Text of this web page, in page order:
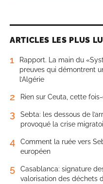
ARTICLES LES PLUS
1
Rapport. La main du
preuves qui démontrent
l’Algérie
2 Rien sur Ceuta, cette
3
Sebta: les dessous de
provoqué la crise
4
Comment la ruée vers
européen
5
Casablanca: signature
valorisation des déchets